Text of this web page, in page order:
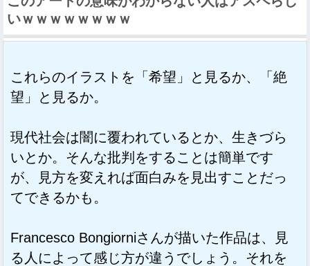
いｗｗｗｗｗｗｗｗ
これらのイラストを「希望」と見るか、「絶
望」と見るか。
現代社会は闇に覆われているとか、生きづら
いとか。そんな批判をすることは簡単です
が、見方を変えれば面白みを見出すことだっ
てできるかも。
Francesco Bongiorniさんが描いた作品は、見
る人によって感じ方が違うでしょう。それを